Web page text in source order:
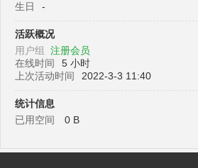
生日 -
活跃概况
用户组 注册会员
在线时间
5 小时
上次活动时间
2022-3-3 11:40
统计信息
已用空间
0 B